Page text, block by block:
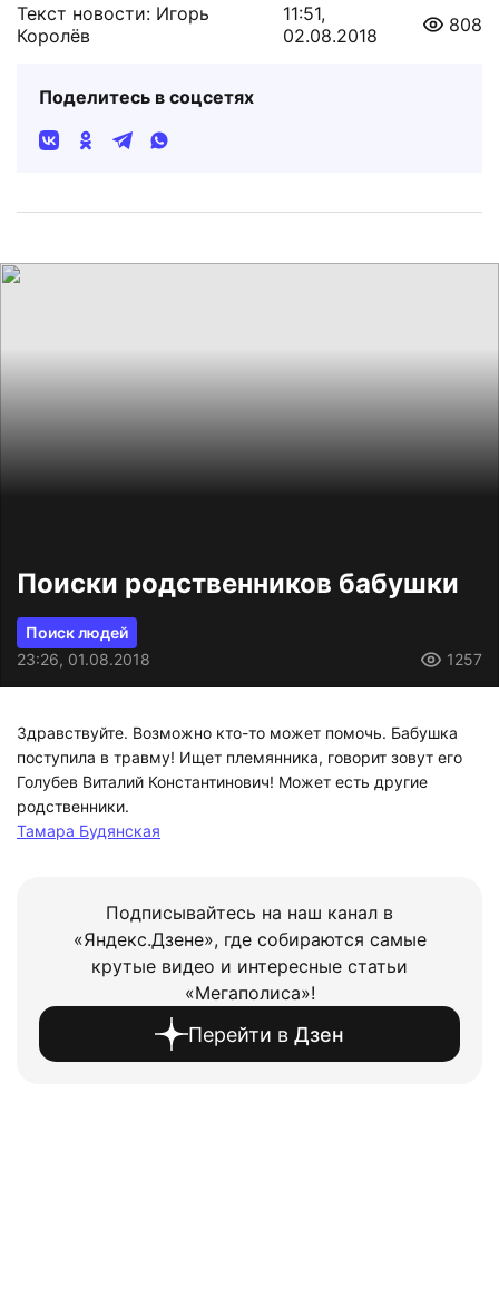
Текст новости: Игорь
Королёв
11:51,
02.08.2018
808
Поделитесь в соцсетях
Поиски родственников бабушки
Поиск людей
23:26, 01.08.2018
1257
Здравствуйте. Возможно кто-то может помочь. Бабушка
поступила в травму! Ищет племянника, говорит зовут его
Голубев Виталий Константинович! Может есть другие
родственники.
Тамара Будянская
Подписывайтесь на наш канал в
«Яндекс.Дзене», где собираются самые
крутые видео и интересные статьи
«Мегаполиса»!
Перейти в Дзен